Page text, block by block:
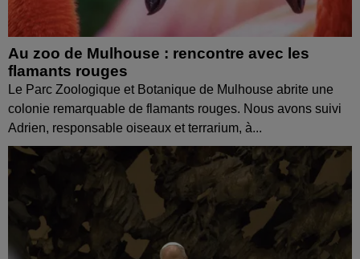
Au zoo de Mulhouse : rencontre avec les
flamants rouges
Le Parc Zoologique et Botanique de Mulhouse abrite une
colonie remarquable de flamants rouges. Nous avons suivi
Adrien, responsable oiseaux et terrarium, à...